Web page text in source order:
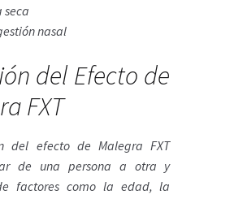
seca
nasal
del Efecto de
FXT
del efecto de Malegra FXT
de una persona a otra y
factores como la edad, la